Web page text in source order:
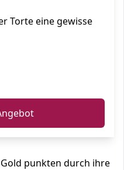
Torte eine gewisse
punkten durch ihre